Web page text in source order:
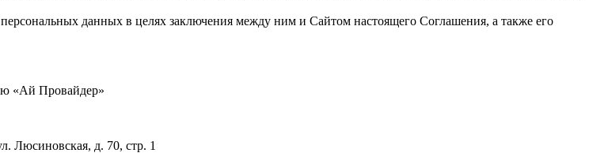
данных в целях заключения между ним и Сайтом настоящего Соглашения, а также его
«Ай Провайдер»
Люсиновская, д. 70, стр. 1